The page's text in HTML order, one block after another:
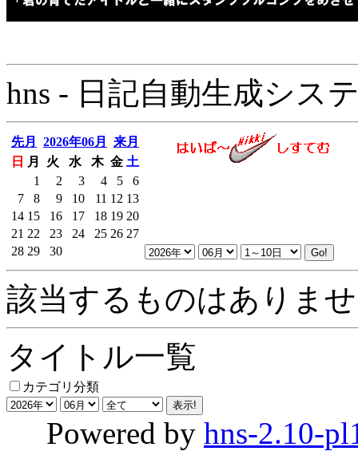
hns - 日記自動生成シス
先月 2026年06月
来月
日
月 火 水 木 金 土
1
2 3 4 5
6
7
8 9 10 11 12 13
14 15 16 17 18 19 20
21 22 23 24 25 26 27
28 29 30
該当するものはありま
タイトル一覧
カテゴリ分類
Powered by hns-2.10-